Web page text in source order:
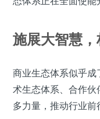
施展大智慧
商业生态体系似乎成
术生态体系、合作
多力量，推动行业前